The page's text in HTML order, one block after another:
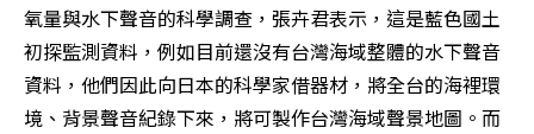
氧量與水下聲音的科學調查，張卉君表示，這是藍色國土
初探監測資料，例如目前還沒有台灣海域整體的水下聲音
資料，他們因此向日本的科學家借器材，將全台的海裡環
境、背景聲音紀錄下來，將可製作台灣海域聲景地圖。而